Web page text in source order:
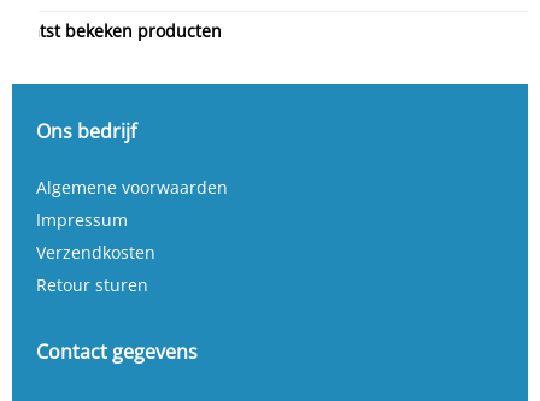
Laatst bekeken producten
Ons bedrijf
Algemene voorwaarden
Impressum
Verzendkosten
Retour sturen
Contact gegevens